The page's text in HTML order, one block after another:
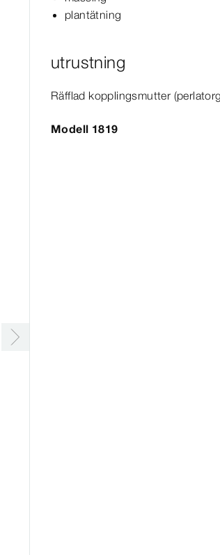
plantätning
utrustning
Räfflad kopplingsmutter
Modell 1819